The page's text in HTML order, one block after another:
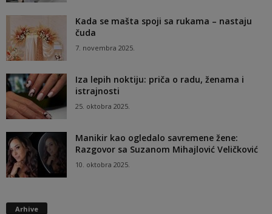
Kada se mašta spoji sa rukama – nastaju
čuda
7. novembra 2025.
Iza lepih noktiju: priča o radu, ženama i
istrajnosti
25. oktobra 2025.
Manikir kao ogledalo savremene žene:
Razgovor sa Suzanom Mihajlović Veličković
10. oktobra 2025.
Arhive